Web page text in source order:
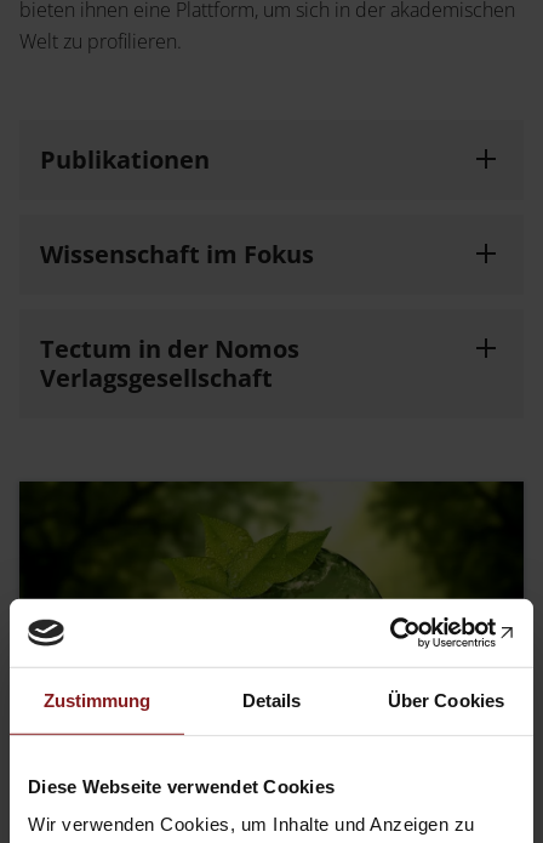
Zustimmung Details Über Cookies
Diese Webseite verwendet Cookies
Wir verwenden Cookies, um Inhalte und Anzeigen zu
Termine
Presse
bieten ihnen eine Plattform, um sich in der akademischen
Welt zu profilieren.
Publikationen
Wissenschaft im Fokus
Tectum in der Nomos
Verlagsgesellschaft